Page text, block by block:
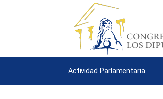
Actividad Parlamentaria